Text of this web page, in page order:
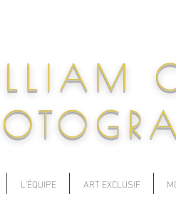
L'ÉQUIPE ART EXCLUSIF